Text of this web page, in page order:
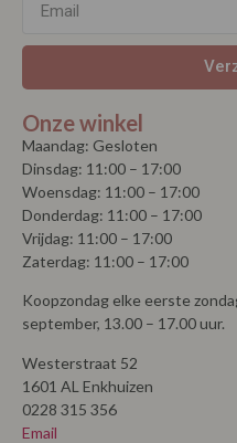
Onze winkel
Maandag: Gesloten
Dinsdag: 11:00 – 17:00
Woensdag: 11:00 – 17:00
Donderdag: 11:00 – 17:00
Vrijdag: 11:00 – 17:00
Zaterdag: 11:00 – 17:00
Koopzondag elke eerste
september, 13.00 – 17.00 uur.
Westerstraat 52
1601 AL Enkhuizen
0228 315 356
Email